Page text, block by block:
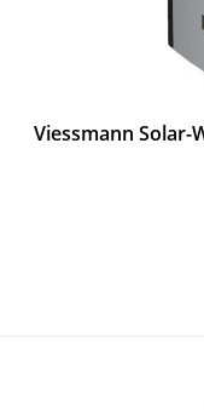
Viessmann Solar-